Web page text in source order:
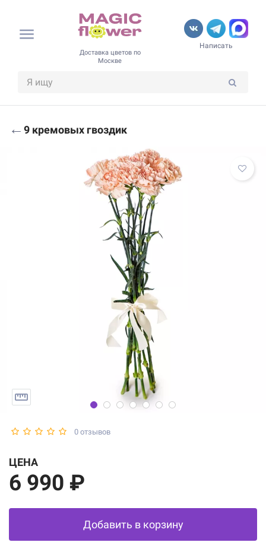
Доставка цветов по
Москве
Написать
← 9 кремовых гвоздик
0 отзывов
ЦЕНА
6 990 ₽
Добавить в корзину